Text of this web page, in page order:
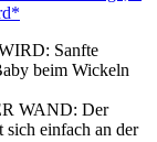
Sanfte
beim Wickeln
WAND: Der
sich einfach an der